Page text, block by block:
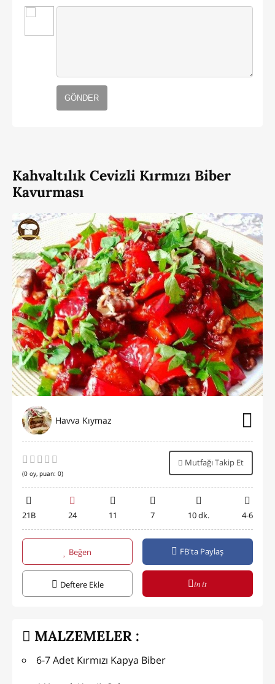
GÖNDER
Kahvaltılık Cevizli Kırmızı Biber
Kavurması
Havva Kıymaz
(0 oy, puan: 0)
Mutfağı Takip Et
21B 24 11 7 10 dk. 4-6
Beğen FB'ta Paylaş
Deftere Ekle in it
MALZEMELER :
6-7 Adet Kırmızı Kapya Biber